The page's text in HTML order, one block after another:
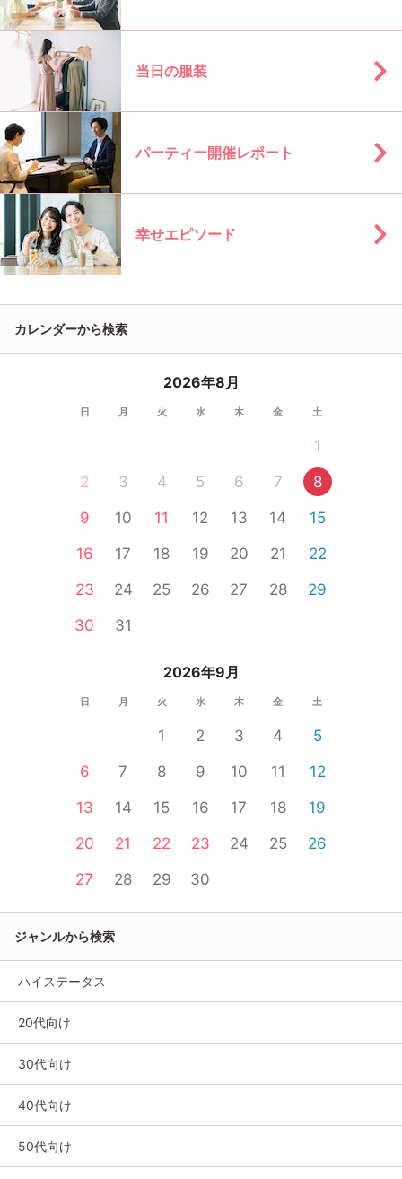
当日の服装
パーティー開催レポート
幸せエピソード
カレンダーから検索
2026年8月
日 月 火 水 木 金 土
1
2
3 4 5 6 7
8
9
10 11 12 13 14
15
16
17 18 19 20 21
22
23
24 25 26 27 28
29
30
31
2026年9月
日 月 火 水 木 金 土
1 2 3 4
5
6
7 8 9 10 11
12
13
14 15 16 17 18
19
20
21 22 23 24 25
26
27
28 29 30
ジャンルから検索
ハイステータス
20代向け
30代向け
40代向け
50代向け